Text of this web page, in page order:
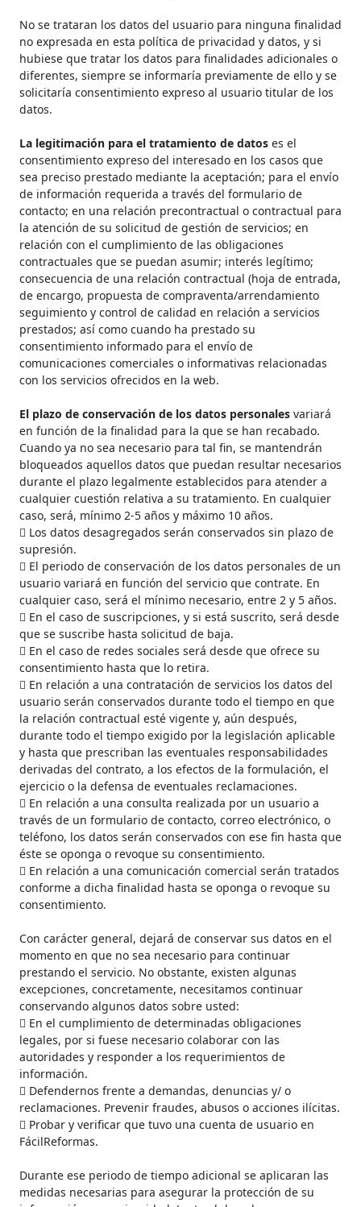
No se trataran los datos del usuario para ninguna finalidad
no expresada en esta política de privacidad y datos, y si
hubiese que tratar los datos para finalidades adicionales o
diferentes, siempre se informaría previamente de ello y se
solicitaría consentimiento expreso al usuario titular de los
datos.
La legitimación para el tratamiento de datos es el
consentimiento expreso del interesado en los casos que
sea preciso prestado mediante la aceptación; para el envío
de información requerida a través del formulario de
contacto; en una relación precontractual o contractual para
la atención de su solicitud de gestión de servicios; en
relación con el cumplimiento de las obligaciones
contractuales que se puedan asumir; interés legítimo;
consecuencia de una relación contractual (hoja de entrada,
de encargo, propuesta de compraventa/arrendamiento
seguimiento y control de calidad en relación a servicios
prestados; así como cuando ha prestado su
consentimiento informado para el envío de
comunicaciones comerciales o informativas relacionadas
con los servicios ofrecidos en la web.
El plazo de conservación de los datos personales variará
en función de la finalidad para la que se han recabado.
Cuando ya no sea necesario para tal fin, se mantendrán
bloqueados aquellos datos que puedan resultar necesarios
durante el plazo legalmente establecidos para atender a
cualquier cuestión relativa a su tratamiento. En cualquier
caso, será, mínimo 2-5 años y máximo 10 años.
 Los datos desagregados serán conservados sin plazo de
supresión.
 El periodo de conservación de los datos personales de un
usuario variará en función del servicio que contrate. En
cualquier caso, será el mínimo necesario, entre 2 y 5 años.
 En el caso de suscripciones, y si está suscrito, será desde
que se suscribe hasta solicitud de baja.
 En el caso de redes sociales será desde que ofrece su
consentimiento hasta que lo retira.
 En relación a una contratación de servicios los datos del
usuario serán conservados durante todo el tiempo en que
la relación contractual esté vigente y, aún después,
durante todo el tiempo exigido por la legislación aplicable
y hasta que prescriban las eventuales responsabilidades
derivadas del contrato, a los efectos de la formulación, el
ejercicio o la defensa de eventuales reclamaciones.
 En relación a una consulta realizada por un usuario a
través de un formulario de contacto, correo electrónico, o
teléfono, los datos serán conservados con ese fin hasta que
éste se oponga o revoque su consentimiento.
 En relación a una comunicación comercial serán tratados
conforme a dicha finalidad hasta se oponga o revoque su
consentimiento.
Con carácter general, dejará de conservar sus datos en el
momento en que no sea necesario para continuar
prestando el servicio. No obstante, existen algunas
excepciones, concretamente, necesitamos continuar
conservando algunos datos sobre usted:
 En el cumplimiento de determinadas obligaciones
legales, por si fuese necesario colaborar con las
autoridades y responder a los requerimientos de
información.
 Defendernos frente a demandas, denuncias y/ o
reclamaciones. Prevenir fraudes, abusos o acciones ilícitas.
 Probar y verificar que tuvo una cuenta de usuario en
FácilReformas.
Durante ese periodo de tiempo adicional se aplicaran las
medidas necesarias para asegurar la protección de su